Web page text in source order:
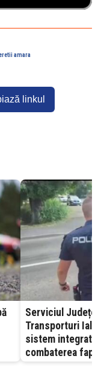
amara
linkul
Serviciul
Transporturi Ialomița –
sistem integrat,
combaterea